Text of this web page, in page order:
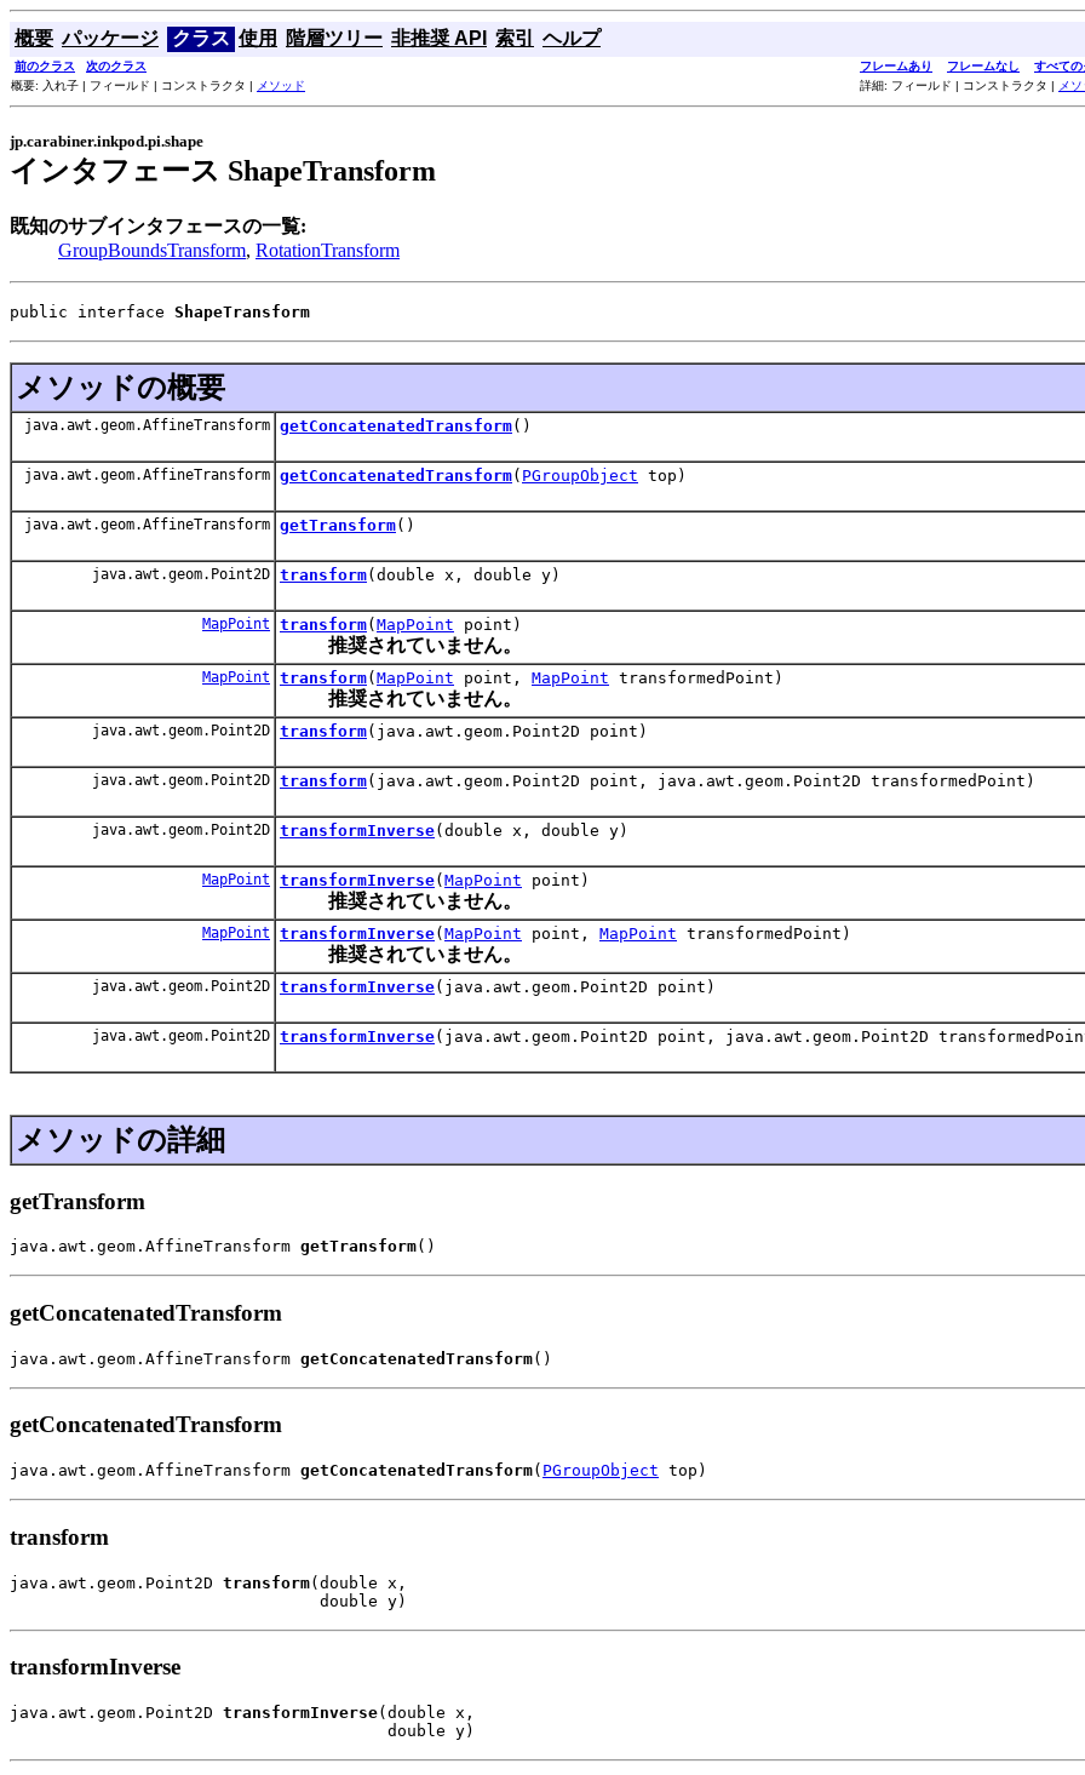
概要 パッケージ クラス 使用 階層ツリー 非推奨 API 索引 ヘルプ
前のクラス 次のクラス フレームあり フレームなし
すべての
概要: 入れ子 | フィールド | コンストラクタ |
メソッド 詳細: フィールド | コンストラクタ | メ
jp.carabiner.inkpod.pi.shape
インタフェース ShapeTransform
既知のサブインタフェースの一覧:
GroupBoundsTransform, RotationTransform
public interface ShapeTransform
メソッドの概要
java.awt.geom.AffineTransform getConcatenatedTransform()
java.awt.geom.AffineTransform getConcatenatedTransform( PGroupObject top)
java.awt.geom.AffineTransform getTransform()
java.awt.geom.Point2D transform(double x, double y)
MapPoint transform( MapPoint point)
推奨されていません。
MapPoint transform( MapPoint point, MapPoint transformedPoint)
推奨されていません。
java.awt.geom.Point2D transform(java.awt.geom.Point2D point)
java.awt.geom.Point2D transform(java.awt.geom.Point2D point, java.awt.geom.Point2D transformedPoint)
java.awt.geom.Point2D transformInverse(double x, double y)
MapPoint transformInverse( MapPoint point)
推奨されていません。
MapPoint transformInverse( MapPoint point, MapPoint transformedPoint)
推奨されていません。
java.awt.geom.Point2D transformInverse(java.awt.geom.Point2D point)
java.awt.geom.Point2D transformInverse(java.awt.geom.Point2D point, java.awt.geom.Point2D
メソッドの詳細
getTransform
java.awt.geom.AffineTransform getTransform()
getConcatenatedTransform
java.awt.geom.AffineTransform getConcatenatedTransform()
getConcatenatedTransform
java.awt.geom.AffineTransform getConcatenatedTransform( PGroupObject top)
transform
java.awt.geom.Point2D transform(double x,
                                double y)
transformInverse
java.awt.geom.Point2D transformInverse(double x,
                                       double y)